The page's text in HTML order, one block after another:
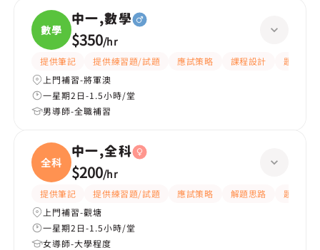
數學
中一,數學
$350/hr
提供筆記 提供練習題/試題 應試策略 課程設計
題目講解
上門補習-將軍澳
一星期2日-1.5小時/堂
男導師-全職補習
全科
中一,全科
$200/hr
提供筆記 提供練習題/試題 應試策略 解題思路
題目講解
上門補習-觀塘
一星期2日-1.5小時/堂
女導師-大學程度